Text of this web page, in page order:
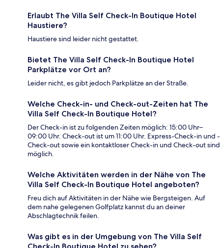
Erlaubt The Villa Self Check-In Boutique Hotel
Haustiere?
Haustiere sind leider nicht gestattet.
Bietet The Villa Self Check-In Boutique Hotel
Parkplätze vor Ort an?
Leider nicht, es gibt jedoch Parkplätze an der Straße.
Welche Check-in- und Check-out-Zeiten hat The
Villa Self Check-In Boutique Hotel?
Der Check-in ist zu folgenden Zeiten möglich: 15:00 Uhr–
09:00 Uhr. Check-out ist um 11:00 Uhr. Express-Check-in und -
Check-out sowie ein kontaktloser Check-in und Check-out sind
möglich.
Welche Aktivitäten werden in der Nähe von The
Villa Self Check-In Boutique Hotel angeboten?
Freu dich auf Aktivitäten in der Nähe wie Bergsteigen. Auf
dem nahe gelegenen Golfplatz kannst du an deiner
Abschlagtechnik feilen.
Was gibt es in der Umgebung von The Villa Self